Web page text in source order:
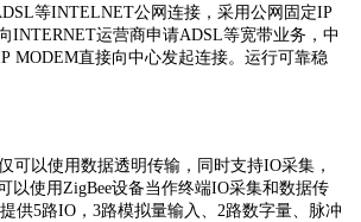
等INTELNET公网连接，采用公网固定IP
INTERNET运营商申请ADSL等宽带业务，中
MODEM直接向中心发起连接。运行可靠稳
可以使用数据透明传输，同时支持IO采集，
以使用ZigBee设备当作终端IO采集和数据传
供5路IO，3路模拟量输入、2路数字量、脉冲